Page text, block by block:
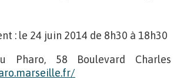
: le 24 juin 2014 de 8h30 à 18h30
Pharo, 58 Boulevard